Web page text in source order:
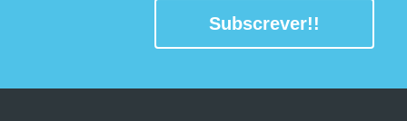
Subscrever!!